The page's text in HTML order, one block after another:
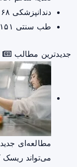
دندانپزشکی ۶۸
طب سنتی ۱۵۱
جدیدترین مطالب
مطالعه‌ای
می‌تواند ریسک